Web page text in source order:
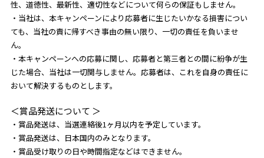
性、道徳性、最新性、適切性などについて何らの保証もしません。
・当社は、本キャンペーンにより応募者に生じたいかなる損害につい
ても、当社の責に帰すべき事由の無い限り、一切の責任を負いませ
ん。
・本キャンペーンへの応募に関し、応募者と第三者との間に紛争が生
じた場合、当社は一切関与しません。応募者は、これを自身の責任に
おいて解決するものとします。
＜賞品発送について ＞
・賞品発送は、当選連絡後1ヶ月以内を予定しています。
・賞品発送は、日本国内のみとなります。
・賞品受け取りの日や時間指定などはできません。